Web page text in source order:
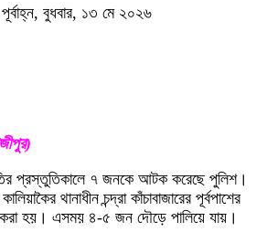
বুধবার, ১৩ মে ২০২৬
প্রস্তুতিকালে ৭ জনকে আটক করেছে পুলিশ।
থানাধীন চন্দ্রা কাঁচাবাজারের পূর্বপাশের
করা হয়। এসময় ৪-৫ জন দৌড়ে পালিয়ে যায়।